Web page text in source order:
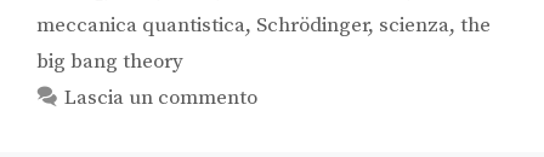
meccanica quantistica, Schrödinger, scienza, the
big bang theory
Lascia un commento